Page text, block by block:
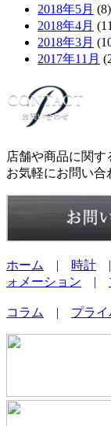
2018年5月 (8)
2018年4月
2018年3月
2017年11月
店舗や商品に関
お気軽にお問い合
ホーム | 時計
ォメーション |
コラム | プラ